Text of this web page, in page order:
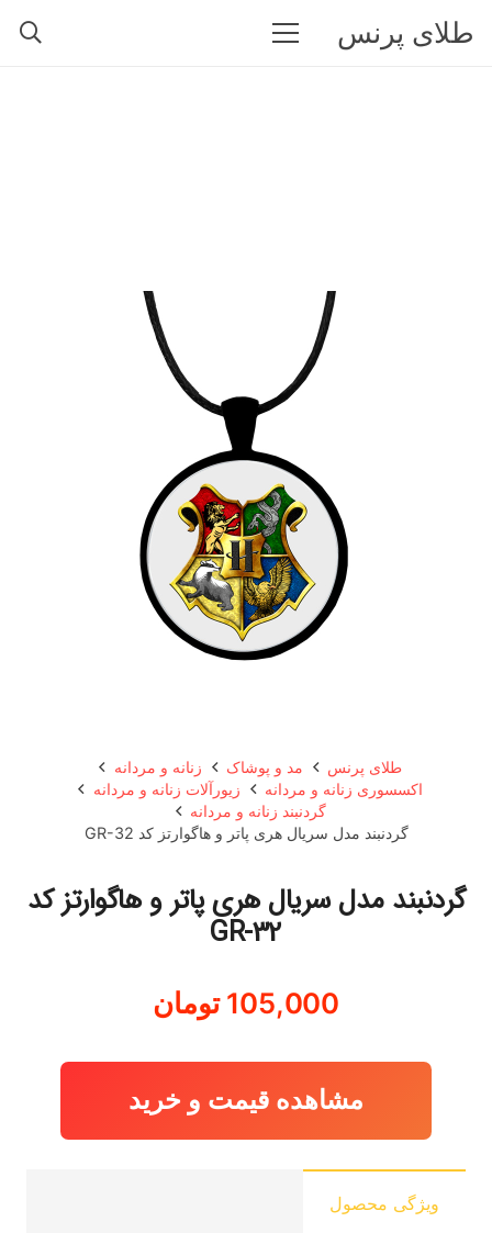
طلای پرنس
طلای پرنس مد و پوشاک
زنانه و مردانه
اکسسوری زنانه و مردانه
زیورآلات زنانه و مردانه
گردنبند زنانه و مردانه
گردنبند مدل سریال هری پاتر و هاگوارتز کد GR-32
گردنبند مدل سریال هری پاتر و هاگوارتز کد
GR-32
105,000 تومان
مشاهده قیمت و خرید
ویژگی محصول